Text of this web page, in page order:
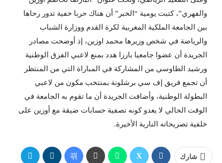
والفهري”، كتبت يومية “الخبر” أن هناك حربا خفية تدور رحاها
بين الجامعة الملكية المغربية لكرة القدم ووزارة الشباب
والرياضة في شخص وزيرها محمد اوزين، إذ أوضحت مصادر
الجريدة أن عضوا جامعيا بارزا هدد بمنع لاعبي الفرق الوطنية
ورشيد الطاوسي من المشاركة في المباراة التي من المنتظر
أن تجمع فريق إف سي برشلونة بمنتخب مكون من لاعبي
البطولة الوطنية، وأضافت الجريدة أن ما تقوم به الجامعة في
الوقت الحالي لا يعدو كونه تصفية حسابات ضيقة مع أوزين على
خلفية تصريحاته النارية الأخيرة.
شارك